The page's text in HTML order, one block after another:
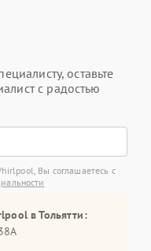
оставьте
с радостью
Вы соглашаетесь с
в Тольятти: